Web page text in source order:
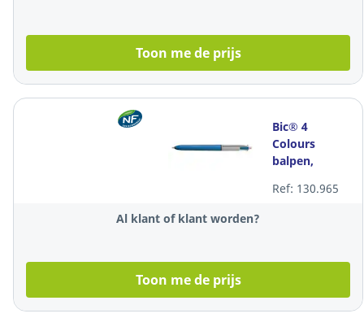
Toon me de prijs
Bic® 4
Colours
balpen,
medium
Ref: 130.965
Al klant of klant worden?
Toon me de prijs